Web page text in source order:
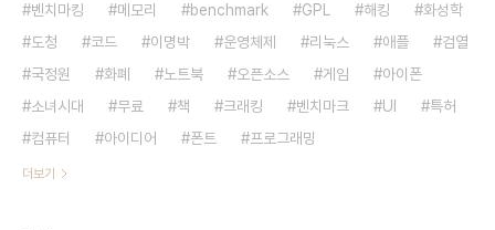
벤치마킹 메모리 benchmark GPL 해킹
화성학
도청
코드 이명박 운영체제 리눅스 애플
검열
국정원
화폐 노트북 오픈소스 게임
아이폰
소녀시대
무료 책 크래킹 벤치마크 UI
특허
컴퓨터
아이디어 폰트 프로그래밍
더보기